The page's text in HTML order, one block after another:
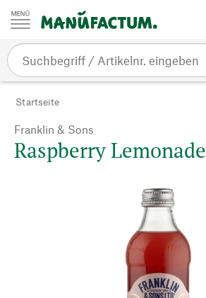
Zum Inhalt springen
Startseite
Franklin & Sons
Raspberry Lemonade